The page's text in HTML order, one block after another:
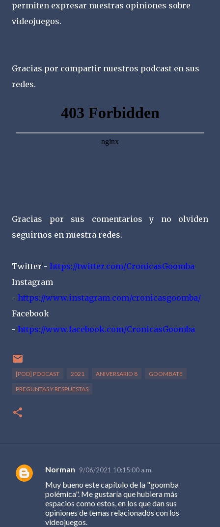
permiten expresar nuestras opiniones sobre
videojuegos.
Gracias por compartir nuestros podcast en sus
redes.
Gracias por sus comentarios y no olviden
seguirnos en nuestra redes.
Twitter - https://twitter.com/CronicasGoomba
Instagram
- https://www.instagram.com/cronicasgoomba/
Facebook
- https://www.facebook.com/CronicasGoomba
[POD] PODCAST 2021 ANIVERSARIO 8 GOOMBATE
PREGUNTAS Y RESPUESTAS
C
Norman 9/06/2021 10:15:00 a.m.
Muy bueno este capítulo de la "goomba
polémica". Me gustaría que hubiera más
espacios como estos, en los que dan sus
opiniones de temas relacionados con los
videojuegos.